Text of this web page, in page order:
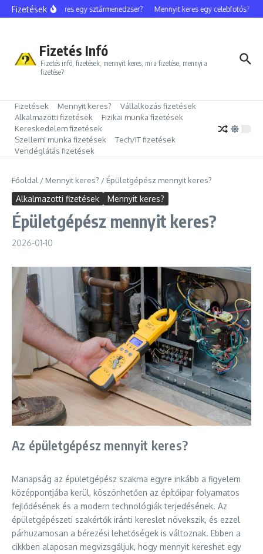
Ugrás a tartalomhoz
Fizetések
Mennyit keres egy sztármenedzser? Mennyit keres egy celebfotós?
Fizetés Infó
Fizetés infó, fizetések, mennyit keres, mi a fizetése, mennyi a
fizetése?
Fizetések Mennyit keres?
Vállalkozás fizetések
Alkalmazotti fizetések
Fizikai munka fizetések
Kereskedelem fizetések
Szellemi munka fizetések
Tech/IT fizetések
Vendéglátás fizetések
Főoldal / Mennyit keres? / Épületgépész mennyit keres?
Alkalmazotti fizetések Mennyit keres?
Épületgépész mennyit keres?
2026-01-10
Az épületgépész mennyit keres?
Manapság az épületgépész szakma egyre inkább a figyelem
középpontjába kerül, köszönhetően az építőipar folyamatos
fejlődésének és a modern technológiák terjedésének. Az
épületgépészeti szakértők iránti kereslet növekszik, és ezzel
párhuzamosan a bérezési lehetőségek is változnak. Ebben a
cikkben alaposan megvizsgáljuk, hogy mennyit kereshet egy